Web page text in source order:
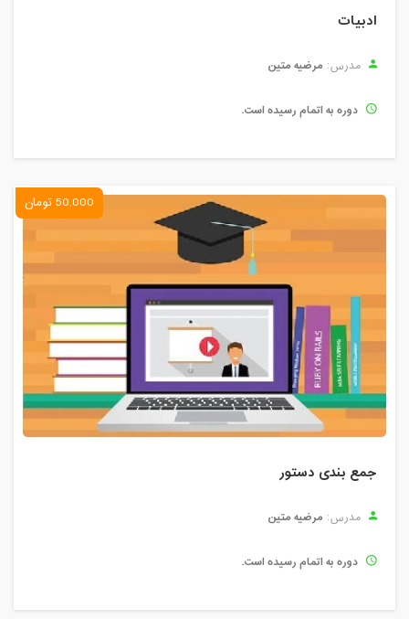
ادبیات
مدرس: مرضیه متین
دوره به اتمام رسیده است.
50,000 تومان
جمع بندی دستور
مدرس: مرضیه متین
دوره به اتمام رسیده است.